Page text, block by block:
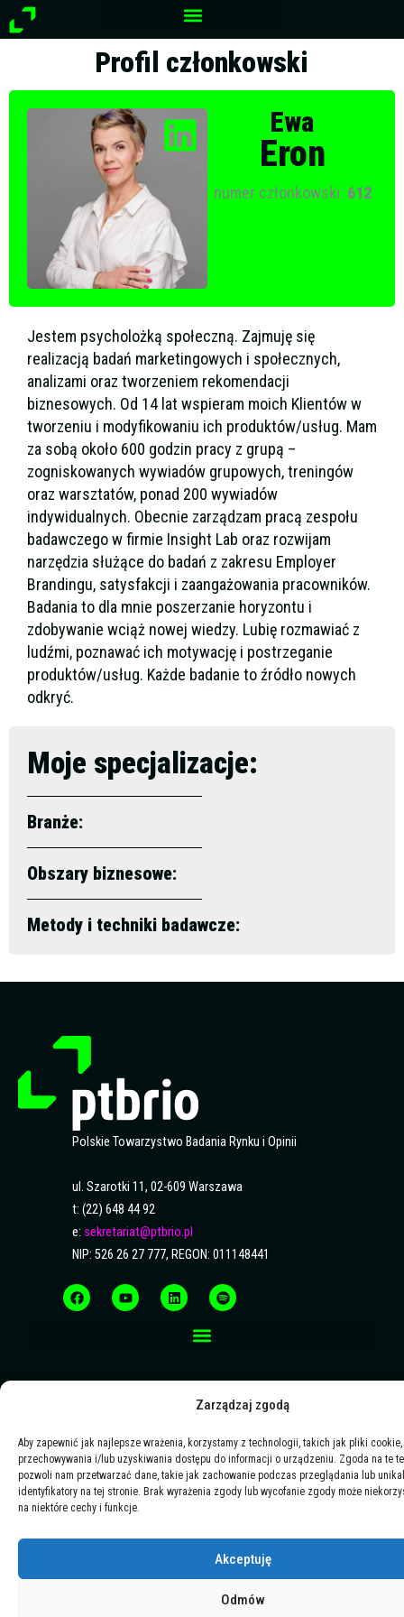
Zarządzaj zgodą
Aby zapewnić jak najlepsze wrażenia, korzystamy z technologii, takich jak pliki
przechowywania i/lub uzyskiwania dostępu do informacji o urządzeniu. Zgoda na te
pozwoli nam przetwarzać dane, takie jak zachowanie podczas przeglądania lub
identyfikatory na tej stronie. Brak wyrażenia zgody lub wycofanie zgody może
na niektóre cechy i funkcje.
Akceptuję
Odmów
Przejdź
do
Profil członkowski
Ewa
Eron
numer członkowski: 612
Jestem psycholożką społeczną. Zajmuję się
realizacją badań marketingowych i społecznych,
analizami oraz tworzeniem rekomendacji
biznesowych. Od 14 lat wspieram moich Klientów w
tworzeniu i modyfikowaniu ich produktów/usług. Mam
za sobą około 600 godzin pracy z grupą –
zogniskowanych wywiadów grupowych, treningów
oraz warsztatów, ponad 200 wywiadów
indywidualnych. Obecnie zarządzam pracą zespołu
badawczego w firmie Insight Lab oraz rozwijam
narzędzia służące do badań z zakresu Employer
Brandingu, satysfakcji i zaangażowania pracowników.
Badania to dla mnie poszerzanie horyzontu i
zdobywanie wciąż nowej wiedzy. Lubię rozmawiać z
ludźmi, poznawać ich motywację i postrzeganie
produktów/usług. Każde badanie to źródło nowych
odkryć.
Moje specjalizacje:
Branże:
Obszary biznesowe:
Metody i techniki badawcze:
Polskie Towarzystwo Badania Rynku i Opinii
ul. Szarotki 11, 02-609 Warszawa
t: (22) 648 44 92
e: sekretariat@ptbrio.pl
NIP: 526 26 27 777, REGON: 011148441
a
c
e
o
u
t
i
n
k
p
o
t